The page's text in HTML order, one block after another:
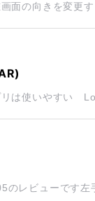
面の向きを変
リは使いやすい
のレビューです